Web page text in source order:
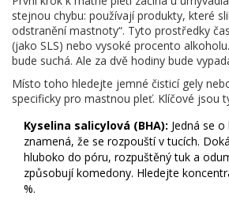
stejnou chybu: používají produkty, které
odstranění mastnoty“. Tyto prostředky
(jako SLS) nebo vysoké procento
bude suchá. Ale za dvě hodiny bude
Místo toho hledejte jemné čisticí gely
specificky pro mastnou pleť. Klíčové jsou
Kyselina salicylová (BHA): Jedná se
znamená, že se rozpouští v tucích.
hluboko do póru, rozpuštěný tuk a
způsobují komedony. Hledejte
%.